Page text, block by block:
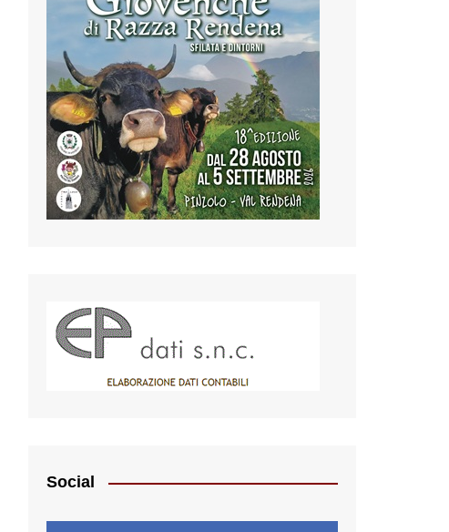
Social